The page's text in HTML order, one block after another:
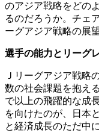
のアジア戦略をどの
るのだろうか。チェ
ーグアジア戦略の展
選手の能力とリーグ
Ｊリーグアジア戦略
数の社会課題を抱え
で以上の飛躍的な成
を向けたのが、日本
と経済成長のただ中